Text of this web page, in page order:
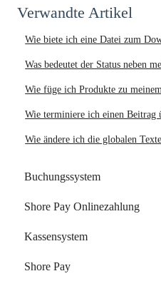
Verwandte Artikel
Wie biete ich eine Datei zum
Was bedeutet der Status neben
Wie füge ich Produkte zu
Wie terminiere ich einen Beitrag
Wie ändere ich die globalen
Buchungssystem
Dein Start mit Shore
Dein Account & Zugang
Kalender & Termine
Shore Pay Onlinezahlung
Einrichtung & Aktivierung
Zahlungsoptionen &
Kassensystem
Dein Start mit der Shore
Shore Pay